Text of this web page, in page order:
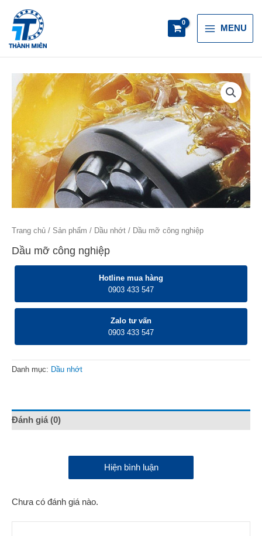
content
MenuMENU
Trang chủ / Sản phẩm / Dầu nhớt / Dầu mỡ công nghiệp
Dầu mỡ công nghiệp
Hotline mua hàng
0903 433 547
Zalo tư vấn
0903 433 547
Danh mục: Dầu nhớt
Đánh giá (0)
Hiện bình luận
Chưa có đánh giá nào.